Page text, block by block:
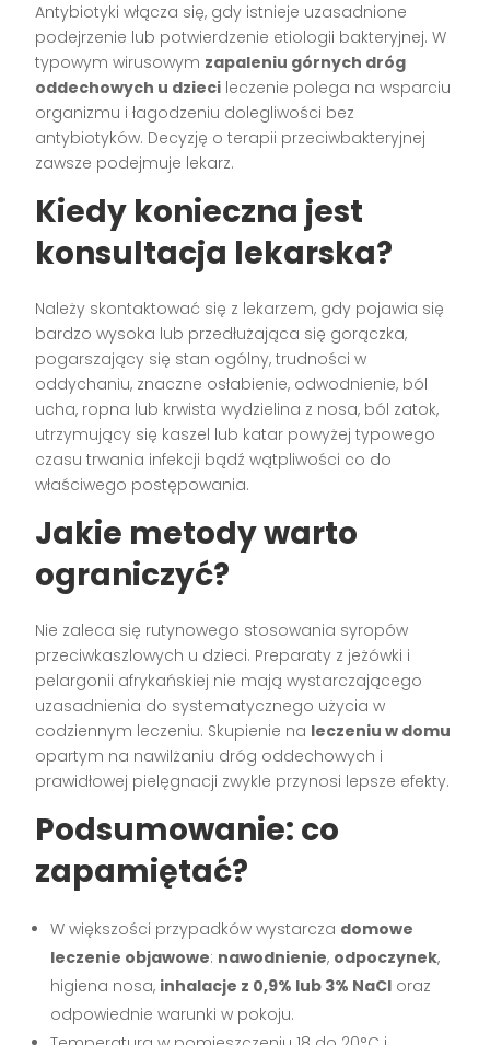
Antybiotyki włącza się, gdy istnieje uzasadnione
podejrzenie lub potwierdzenie etiologii bakteryjnej. W
typowym wirusowym zapaleniu górnych dróg
oddechowych u dzieci leczenie polega na wsparciu
organizmu i łagodzeniu dolegliwości bez
antybiotyków. Decyzję o terapii przeciwbakteryjnej
zawsze podejmuje lekarz.
Kiedy konieczna jest
konsultacja lekarska?
Należy skontaktować się z lekarzem, gdy pojawia się
bardzo wysoka lub przedłużająca się gorączka,
pogarszający się stan ogólny, trudności w
oddychaniu, znaczne osłabienie, odwodnienie, ból
ucha, ropna lub krwista wydzielina z nosa, ból zatok,
utrzymujący się kaszel lub katar powyżej typowego
czasu trwania infekcji bądź wątpliwości co do
właściwego postępowania.
Jakie metody warto
ograniczyć?
Nie zaleca się rutynowego stosowania syropów
przeciwkaszlowych u dzieci. Preparaty z jeżówki i
pelargonii afrykańskiej nie mają wystarczającego
uzasadnienia do systematycznego użycia w
codziennym leczeniu. Skupienie na leczeniu w domu
opartym na nawilżaniu dróg oddechowych i
prawidłowej pielęgnacji zwykle przynosi lepsze efekty.
Podsumowanie: co
zapamiętać?
W większości przypadków wystarcza domowe
leczenie objawowe: nawodnienie, odpoczynek,
higiena nosa, inhalacje z 0,9% lub 3% NaCl oraz
odpowiednie warunki w pokoju.